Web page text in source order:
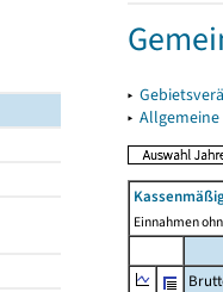
▸
▸
Einnahmen